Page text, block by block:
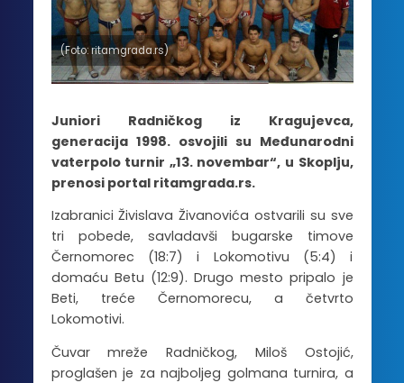
(Foto: ritamgrada.rs)
Juniori Radničkog iz Kragujevca,
generacija 1998. osvojili su Međunarodni
vaterpolo turnir „13. novembar“, u Skoplju,
prenosi portal ritamgrada.rs.
Izabranici Živislava Živanovića ostvarili su sve
tri pobede, savladavši bugarske timove
Černomorec (18:7) i Lokomotivu (5:4) i
domaću Betu (12:9). Drugo mesto pripalo je
Beti, treće Černomorecu, a četvrto
Lokomotivi.
Čuvar mreže Radničkog, Miloš Ostojić,
proglašen je za najboljeg golmana turnira, a